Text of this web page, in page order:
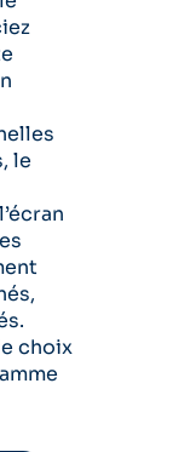
le
choix